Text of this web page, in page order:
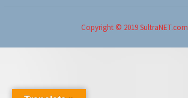
Copyright © 2019 SultraNET.com